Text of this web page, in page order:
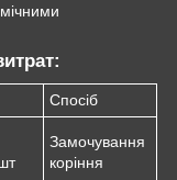
Спосіб
Замочування
коріння